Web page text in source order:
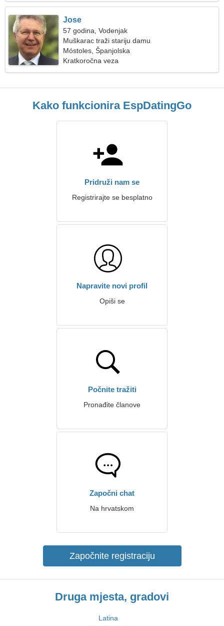
Jose
57 godina, Vodenjak
Muškarac traži stariju damu
Móstoles, Španjolska
Kratkoročna veza
Kako funkcionira EspDatingGo
Pridruži nam se
Registrirajte se besplatno
Napravite novi profil
Opiši se
Počnite tražiti
Pronađite članove
Započni chat
Na hrvatskom
Započnite registraciju
Druga mjesta, gradovi
Latina